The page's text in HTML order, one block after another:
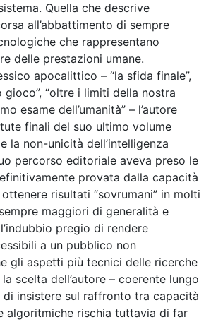
Quella che descrive
all’abbattimento di sempre
che rappresentano
delle prestazioni umane.
apocalittico – “la sfida finale”,
“oltre i limiti della nostra
esame dell’umanità” – l’autore
finali del suo ultimo volume
la non-unicità dell’intelligenza
percorso editoriale aveva preso le
provata dalla capacità
risultati “sovrumani” in molti
maggiori di generalità e
pregio di rendere
a un pubblico non
gli aspetti più tecnici delle ricerche
la scelta dell’autore – coerente lungo
insistere sul raffronto tra capacità
algoritmiche rischia tuttavia di far